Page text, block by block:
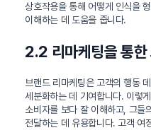
상호작용을 통해 어떻게 인식을
이해하는 데 도움을 줍니다.
2.2 리마케팅을 통한
브랜드 리마케팅은 고객의 행동
세분화하는 데 기여합니다. 이렇
소비자를 보다 잘 이해하고, 그들
전달하는 데 유용합니다. 고객 여